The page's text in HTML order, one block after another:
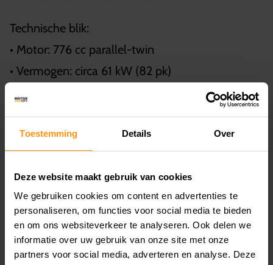
Toestemming Details Over
Deze website maakt gebruik van cookies
We gebruiken cookies om content en advertenties te
personaliseren, om functies voor social media te bieden
en om ons websiteverkeer te analyseren. Ook delen we
informatie over uw gebruik van onze site met onze
partners voor social media, adverteren en analyse. Deze
Technische blik:
• Motor: 776 cc parallel-twin
• Vermogen: circa 61 kW (82 pk)
• Elektronica: verschillende rijmodi,
tractiecontrole, ABS
• Geschikt voor: veelzijdig gebruik, langere
dagritten, sportieve bochtentrajecten
Suzuki GSX-8S